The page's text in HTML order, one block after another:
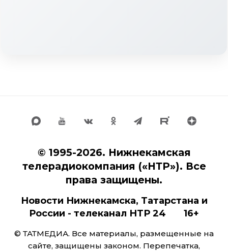
© 1995-2026. Нижнекамская
телерадиокомпания («НТР»). Все
права защищены.
Новости Нижнекамска, Татарстана и
России - телеканал НТР 24 16+
© ТАТМЕДИА. Все материалы, размещенные на
сайте, защищены законом. Перепечатка,